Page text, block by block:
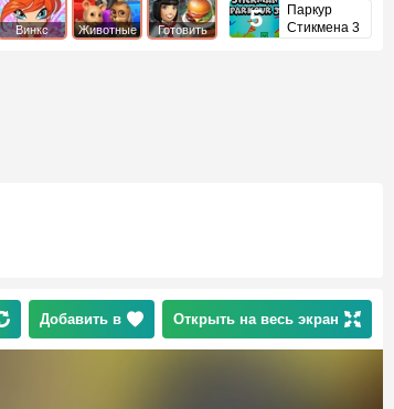
Винкс Животные
Готовить
Паркур
Стикмена 3
Добавить в Открыть на весь экран